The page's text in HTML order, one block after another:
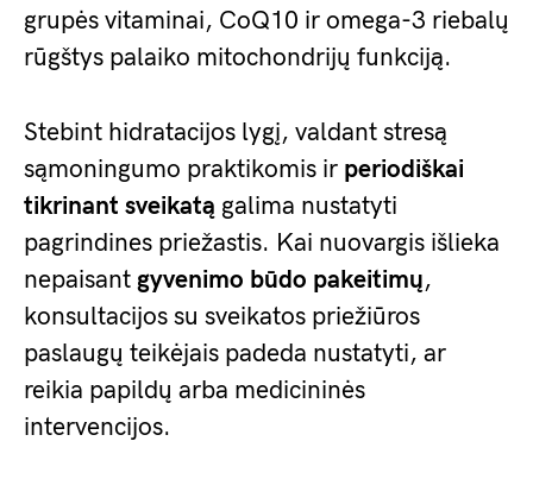
grupės vitaminai, CoQ10 ir omega-3 riebalų
rūgštys palaiko mitochondrijų funkciją.
Stebint hidratacijos lygį, valdant stresą
sąmoningumo praktikomis ir periodiškai
tikrinant sveikatą galima nustatyti
pagrindines priežastis. Kai nuovargis išlieka
nepaisant gyvenimo būdo pakeitimų,
konsultacijos su sveikatos priežiūros
paslaugų teikėjais padeda nustatyti, ar
reikia papildų arba medicininės
intervencijos.